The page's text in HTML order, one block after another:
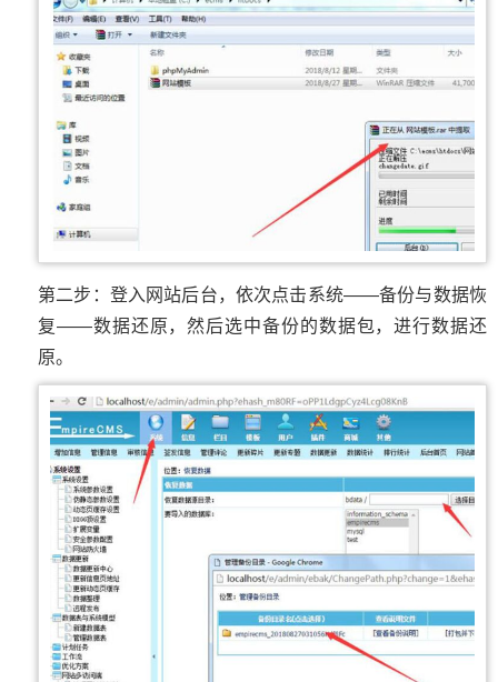
第二步：登入网站后台，依次点击系统——备份与数据恢
复——数据还原，然后选中备份的数据包，进行数据还
原。